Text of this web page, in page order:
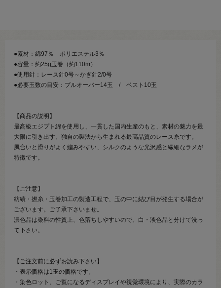
●素材：綿97％ ポリエステル3％
●容量：約25g玉巻（約110m）
●使用針：レース針0号～かぎ針2/0号
●必要玉数の目安：プルオーバー14玉 / ベスト10玉
【商品の説明】
最高級エジプト綿を使用し、一貫した国内生産のもと、素材の魅力を最
大限に引き出す、独自の製法から生まれる最高品質のレース糸です。
風合いと滑りがよく編みやすい、シルクのような光沢感と繊細なラメが
特徴です。
【ご注意】
紡績・撚糸・玉巻加工の製造工程で、玉の中に結び目が発生する場合が
ございます。ご了承下さいませ。
濃色品は染料の性質上、色落ちしやすいので、白・淡色品と分けて洗っ
て下さい。
【ご注文前に必ずお読み下さい】
・表示価格は1玉の価格です。
・染色ロット、ご覧になるディスプレイや視覚環境により、実際のカラ